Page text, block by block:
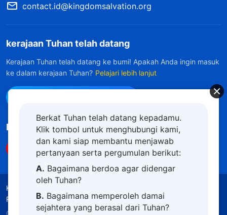
contact.id@kingdomsalvation.org
kerajaan Tuhan telah datang
Kerajaan Tuhan telah datang ke bumi! Apakah Anda ingin masuk
ke dalam kerajaan Tuhan? Pelajari lebih lanjut
Ikuti Kami
Ketentuan Penggunaan
Penghargaan
Kebijakan Cookie
Copyright © 2026Gereja Tuhan Yang Mahakuasa.
Berkat Tuhan telah datang kepadamu.
Klik tombol untuk menghubungi kami,
dan kami siap membantu menjawab
pertanyaan serta pergumulan berikut:
A. Bagaimana berdoa agar didengar
oleh Tuhan?
B. Bagaimana memperoleh damai
sejahtera yang berasal dari Tuhan?